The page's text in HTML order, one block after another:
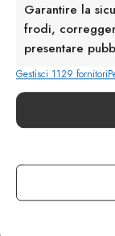
Garantire la
frodi,
presentare
Gestisci 1129 fornitori